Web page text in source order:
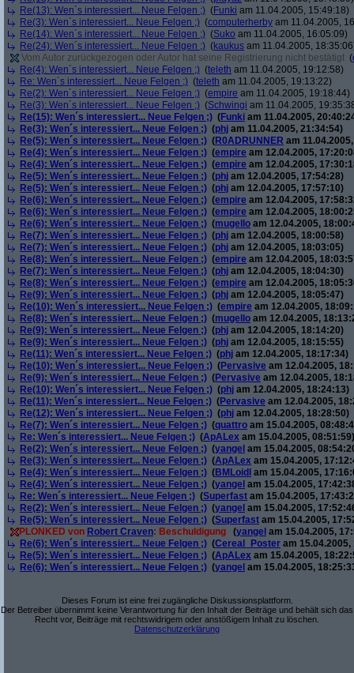
Re(13): Wen´s interessiert... Neue Felgen ;) (Funki am 11.04.2005, 15:49:18)
Re(3): Wen´s interessiert... Neue Felgen ;) (computerherby am 11.04.2005,
Re(14): Wen´s interessiert... Neue Felgen ;) (Suko am 11.04.2005, 16:05:09)
Re(24): Wen´s interessiert... Neue Felgen ;) (kaukus am 11.04.2005,
Vom Autor zurückgezogen oder Autor hat seine Registrierung nicht bestätigt (
Re(4): Wen´s interessiert... Neue Felgen ;) (teleth am 11.04.2005, 19:12:58)
Re: Wen´s interessiert... Neue Felgen ;) (teleth am 11.04.2005, 19:13:22)
Re(2): Wen´s interessiert... Neue Felgen ;) (empire am 11.04.2005, 19:18:44)
Re(3): Wen´s interessiert... Neue Felgen ;) (Schwingi am 11.04.2005,
Re(15): Wen´s interessiert... Neue Felgen ;) (Funki am 11.04.2005,
Re(3): Wen´s interessiert... Neue Felgen ;) (phj am 11.04.2005, 21:34:54)
Re(5): Wen´s interessiert... Neue Felgen ;) (R0ADRUNNER am
Re(4): Wen´s interessiert... Neue Felgen ;) (empire am 12.04.2005,
Re(4): Wen´s interessiert... Neue Felgen ;) (empire am 12.04.2005,
Re(5): Wen´s interessiert... Neue Felgen ;) (phj am 12.04.2005, 17:54:28)
Re(5): Wen´s interessiert... Neue Felgen ;) (phj am 12.04.2005, 17:57:10)
Re(6): Wen´s interessiert... Neue Felgen ;) (empire am 12.04.2005,
Re(6): Wen´s interessiert... Neue Felgen ;) (empire am 12.04.2005,
Re(6): Wen´s interessiert... Neue Felgen ;) (mugello am 12.04.2005,
Re(7): Wen´s interessiert... Neue Felgen ;) (phj am 12.04.2005, 18:00:58)
Re(7): Wen´s interessiert... Neue Felgen ;) (phj am 12.04.2005, 18:03:05)
Re(8): Wen´s interessiert... Neue Felgen ;) (empire am 12.04.2005,
Re(7): Wen´s interessiert... Neue Felgen ;) (phj am 12.04.2005, 18:04:30)
Re(8): Wen´s interessiert... Neue Felgen ;) (empire am 12.04.2005,
Re(9): Wen´s interessiert... Neue Felgen ;) (phj am 12.04.2005, 18:05:47)
Re(10): Wen´s interessiert... Neue Felgen ;) (empire am 12.04.2005,
Re(8): Wen´s interessiert... Neue Felgen ;) (mugello am 12.04.2005,
Re(9): Wen´s interessiert... Neue Felgen ;) (phj am 12.04.2005, 18:14:20)
Re(9): Wen´s interessiert... Neue Felgen ;) (phj am 12.04.2005, 18:15:55)
Re(11): Wen´s interessiert... Neue Felgen ;) (phj am 12.04.2005, 18:17:34)
Re(10): Wen´s interessiert... Neue Felgen ;) (Pervasive am 12.04.2005,
Re(9): Wen´s interessiert... Neue Felgen ;) (Pervasive am 12.04.2005,
Re(10): Wen´s interessiert... Neue Felgen ;) (phj am 12.04.2005, 18:24:13)
Re(11): Wen´s interessiert... Neue Felgen ;) (Pervasive am 12.04.2005,
Re(12): Wen´s interessiert... Neue Felgen ;) (phj am 12.04.2005, 18:28:50)
Re(7): Wen´s interessiert... Neue Felgen ;) (quattro am 15.04.2005,
Re: Wen´s interessiert... Neue Felgen ;) (ApALex am 15.04.2005, 08:51:59)
Re(2): Wen´s interessiert... Neue Felgen ;) (yangel am 15.04.2005,
Re(3): Wen´s interessiert... Neue Felgen ;) (ApALex am 15.04.2005,
Re(4): Wen´s interessiert... Neue Felgen ;) (BMLoidl am 15.04.2005,
Re(4): Wen´s interessiert... Neue Felgen ;) (yangel am 15.04.2005,
Re: Wen´s interessiert... Neue Felgen ;) (Superfast am 15.04.2005,
Re(2): Wen´s interessiert... Neue Felgen ;) (yangel am 15.04.2005,
Re(5): Wen´s interessiert... Neue Felgen ;) (Superfast am 15.04.2005,
PLONKED von Robert Craven: Beschuldigung (yangel am 15.04.2005,
Re(6): Wen´s interessiert... Neue Felgen ;) (Cereal_Poster am 15.04.2005,
Re(5): Wen´s interessiert... Neue Felgen ;) (ApALex am 15.04.2005,
Re(6): Wen´s interessiert... Neue Felgen ;) (yangel am 15.04.2005,
Dieses Forum ist eine frei zugängliche Diskussionsplattform.
Der Betreiber übernimmt keine Verantwortung für den Inhalt der Beiträge und behält sich das
Recht vor, Beiträge mit rechtswidrigem oder anstößigem Inhalt zu löschen.
Datenschutzerklärung